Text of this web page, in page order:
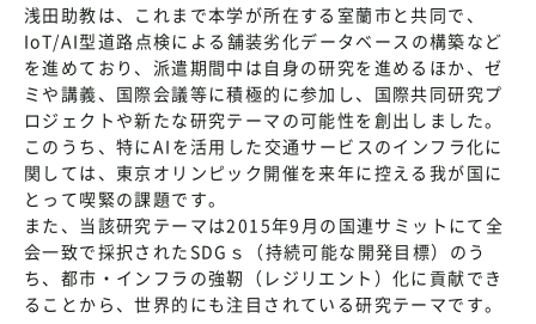
浅田助教は、これまで本学が所在する室蘭市と共同で、
IoT/AI型道路点検による舗装劣化データベースの構築など
を進めており、派遣期間中は自身の研究を進めるほか、ゼ
ミや講義、国際会議等に積極的に参加し、国際共同研究プ
ロジェクトや新たな研究テーマの可能性を創出しました。
このうち、特にAIを活用した交通サービスのインフラ化に
関しては、東京オリンピック開催を来年に控える我が国に
とって喫緊の課題です。
また、当該研究テーマは2015年9月の国連サミットにて全
会一致で採択されたSDGｓ（持続可能な開発目標）のう
ち、都市・インフラの強靭（レジリエント）化に貢献でき
ることから、世界的にも注目されている研究テーマです。